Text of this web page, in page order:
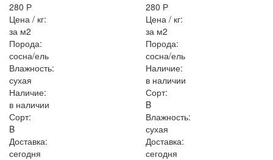
280 Р
Цена / кг:
за м2
Порода:
сосна/ель
Влажность:
сухая
Наличие:
в наличии
Сорт:
B
Доставка:
сегодня
280 Р
Цена / кг:
за м2
Порода:
сосна/ель
Наличие:
в наличии
Сорт:
B
Влажность:
сухая
Доставка:
сегодня